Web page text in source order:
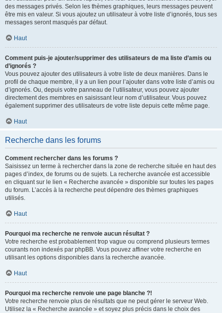
des messages privés. Selon les thèmes graphiques, leurs messages peuvent
être mis en valeur. Si vous ajoutez un utilisateur à votre liste d’ignorés, tous ses
messages seront masqués par défaut.
Haut
Comment puis-je ajouter/supprimer des utilisateurs de ma liste d’amis ou
d’ignorés ?
Vous pouvez ajouter des utilisateurs à votre liste de deux manières. Dans le
profil de chaque membre, il y a un lien pour l’ajouter dans votre liste d’amis ou
d’ignorés. Ou, depuis votre panneau de l’utilisateur, vous pouvez ajouter
directement des membres en saisissant leur nom d’utilisateur. Vous pouvez
également supprimer des utilisateurs de votre liste depuis cette même page.
Haut
Recherche dans les forums
Comment rechercher dans les forums ?
Saisissez un terme à rechercher dans la zone de recherche située en haut des
pages d’index, de forums ou de sujets. La recherche avancée est accessible
en cliquant sur le lien « Recherche avancée » disponible sur toutes les pages
du forum. L’accès à la recherche peut dépendre des thèmes graphiques
utilisés.
Haut
Pourquoi ma recherche ne renvoie aucun résultat ?
Votre recherche est probablement trop vague ou comprend plusieurs termes
courants non indexés par phpBB. Vous pouvez affiner votre recherche en
utilisant les options disponibles dans la recherche avancée.
Haut
Pourquoi ma recherche renvoie une page blanche ?!
Votre recherche renvoie plus de résultats que ne peut gérer le serveur Web.
Utilisez la « Recherche avancée » et soyez plus précis dans le choix des